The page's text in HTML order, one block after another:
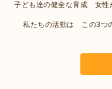
子ども達の健全な育成 女性
私たちの活動は この3つ